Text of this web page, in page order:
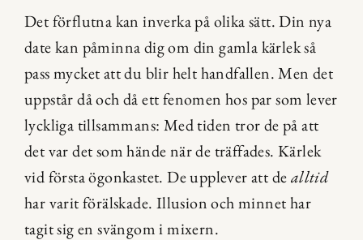
Det förflutna kan inverka på olika sätt. Din nya
date kan påminna dig om din gamla kärlek så
pass mycket att du blir helt handfallen. Men det
uppstår då och då ett fenomen hos par som lever
lyckliga tillsammans: Med tiden tror de på att
det var det som hände när de träffades. Kärlek
vid första ögonkastet. De upplever att de alltid
har varit förälskade. Illusion och minnet har
tagit sig en svängom i mixern.